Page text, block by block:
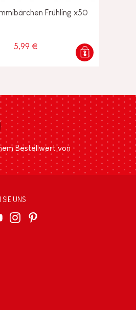
Frühling x50
5,99 €
Bestellwert von
SIE UNS